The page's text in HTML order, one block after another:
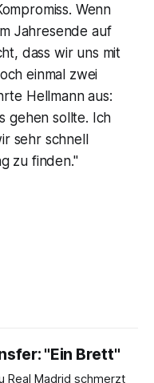
Wenn
Jahresende auf
dass wir uns mit
einmal zwei
Hellmann aus:
gehen sollte. Ich
sehr schnell
zu finden."
"Ein Brett"
Real Madrid schmerzt